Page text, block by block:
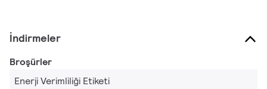
İndirmeler
Broşürler
Enerji Verimliliği Etiketi